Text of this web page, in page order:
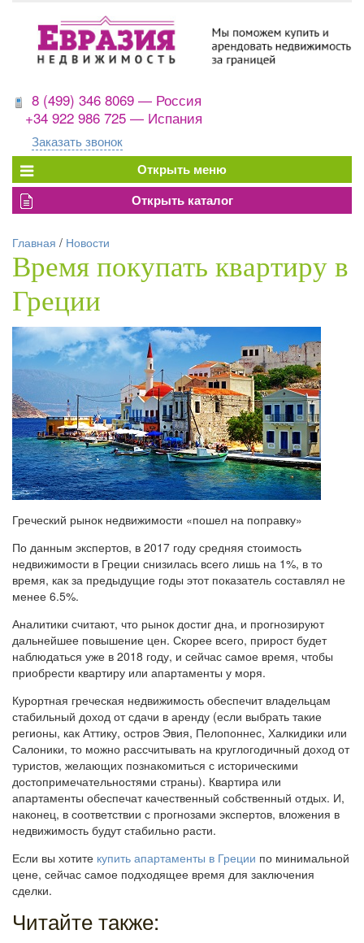
8 (499) 346 8069 — Россия
+34 922 986 725 — Испания
Заказать звонок
Главная / Новости
Время покупать квартиру в
Греции
Греческий рынок недвижимости «пошел на поправку»
По данным экспертов, в 2017 году средняя стоимость
недвижимости в Греции снизилась всего лишь на 1%, в то
время, как за предыдущие годы этот показатель составлял не
менее 6.5%.
Аналитики считают, что рынок достиг дна, и прогнозируют
дальнейшее повышение цен. Скорее всего, прирост будет
наблюдаться уже в 2018 году, и сейчас самое время, чтобы
приобрести квартиру или апартаменты у моря.
Курортная греческая недвижимость обеспечит владельцам
стабильный доход от сдачи в аренду (если выбрать такие
регионы, как Аттику, остров Эвия, Пелопоннес, Халкидики или
Салоники, то можно рассчитывать на круглогодичный доход от
туристов, желающих познакомиться с историческими
достопримечательностями страны). Квартира или
апартаменты обеспечат качественный собственный отдых. И,
наконец, в соответствии с прогнозами экспертов, вложения в
недвижимость будут стабильно расти.
Если вы хотите купить апартаменты в Греции по минимальной
цене, сейчас самое подходящее время для заключения
сделки.
Читайте также: